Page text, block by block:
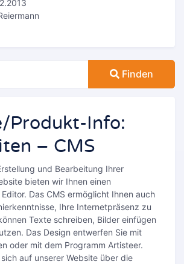
Finden
Produkt-Info:
– CMS
und Bearbeitung Ihrer
bieten wir Ihnen einen
Das CMS ermöglicht Ihnen auch
Ihre Internetpräsenz zu
Texte schreiben, Bilder einfügen
Das Design entwerfen Sie mit
oder mit dem Programm Artisteer.
auf unserer Website über die